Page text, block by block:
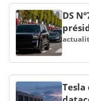
DS
Tesla